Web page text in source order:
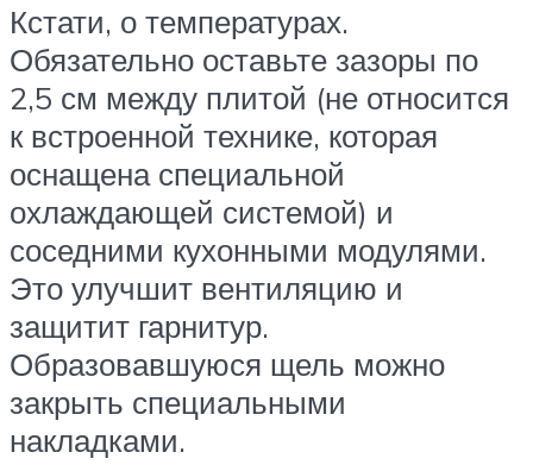
Кстати, о температурах.
Обязательно оставьте зазоры по
2,5 см между плитой (не относится
к встроенной технике, которая
оснащена специальной
охлаждающей системой) и
соседними кухонными модулями.
Это улучшит вентиляцию и
защитит гарнитур.
Образовавшуюся щель можно
закрыть специальными
накладками.